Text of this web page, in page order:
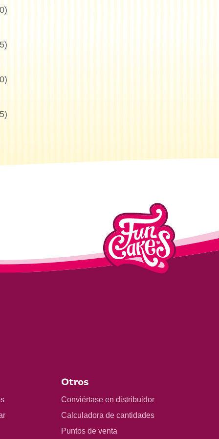
Otros
Conviértase en distribuidor
Calculadora de cantidades
Puntos de venta